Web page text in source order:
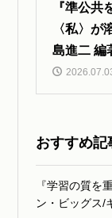
『準公共
〈私〉が
島進二 編
おすすめ記
『学習の質を
ン・ビッグス/